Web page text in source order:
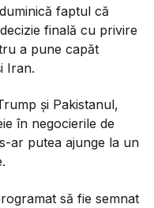
faptul că
finală cu privire
a pune capăt
Iran.
și Pakistanul,
în negocierile de
ar putea ajunge la un
să fie semnat